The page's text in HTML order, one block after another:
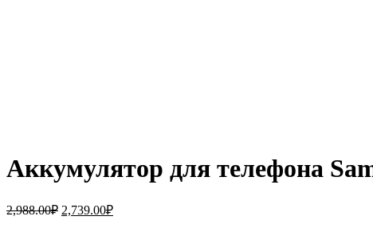
Аккумулятор для телефона
2,988.00₽ Первоначальная
2,739.00₽Текущая